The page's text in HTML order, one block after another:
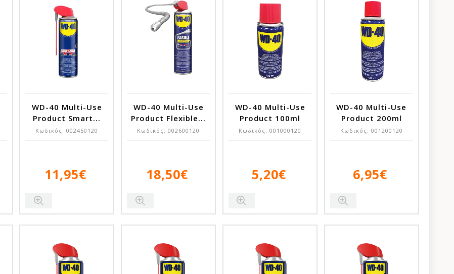
WD-40 Multi-Use
Product Smart...
Κωδικός:002450120
11,95€
WD-40 Multi-Use
Product Flexible...
Κωδικός:002600120
18,50€
WD-40 Multi-Use
Product 100ml
Κωδικός:001000120
5,20€
WD-40 Multi-Use
Product 200ml
Κωδικός: 001200120
6,95€